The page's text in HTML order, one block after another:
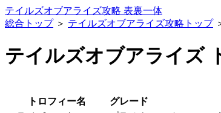
テイルズオブアライズ攻略 表裏一体
総合トップ＞ テイルズオブアライズ攻略トップ
テイルズオブアライズ
トロフィー名 グレード